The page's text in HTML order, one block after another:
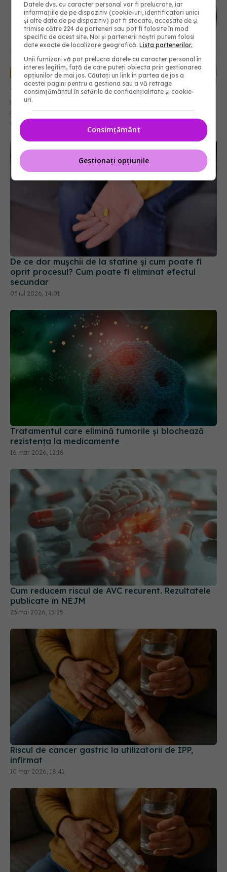
Testul de 10 minute care poate arăta dacă ai
nevoie de statine, chiar dacă ai colesterolul
normal
05 aug 2026, 19:42
De ce dor mușchii de la statine și cum poate fi
oprit procesul? Cum poate fi eliminat efectul
secundar
03 iul 2026, 14:01
Tratamentul care elimină tumorile și blochează
rezistența la medicamente
16 mar 2026, 12:18
Cum reducem riscul de AVC recurent. Rezultatele
publicate în NEJM
23 mai 2026, 15:25
Riscul de cancer gastric la utilizatorii de IPP,
infirmat
10 mar 2026, 18:41
Datele dvs. cu caracter personal vor fi prelucrate, iar
informațiile de pe dispozitiv (cookie-uri, identificatori unici
și alte date de pe dispozitiv) pot fi stocate, accesate de și
trimise către 224 de parteneri sau pot fi folosite în mod
specific de acest site. Noi și partenerii noștri putem folosi
date exacte de localizare geografică.Lista partenerilor.
Unii furnizori vă pot prelucra datele cu caracter personal în
interes legitim, față de care puteți obiecta prin gestionarea
opțiunilor de mai jos. Căutați un link în partea de jos a
acestei pagini pentru a gestiona sau a vă retrage
consimțământul în setările de confidențialitate și cookie-
uri.
Consimțământ
Gestionați opțiunile